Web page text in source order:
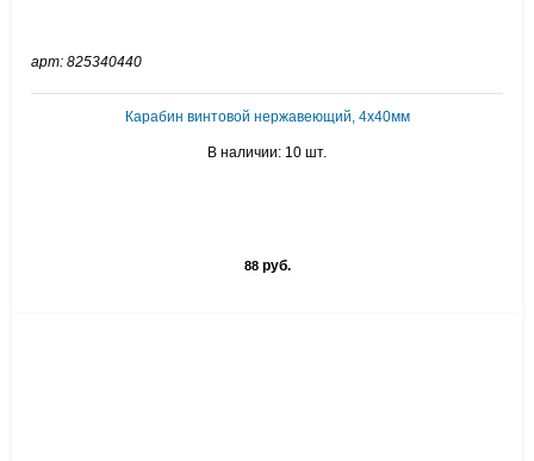
арт: 825340440
Карабин винтовой нержавеющий, 4х40мм
В наличии: 10 шт.
88руб.